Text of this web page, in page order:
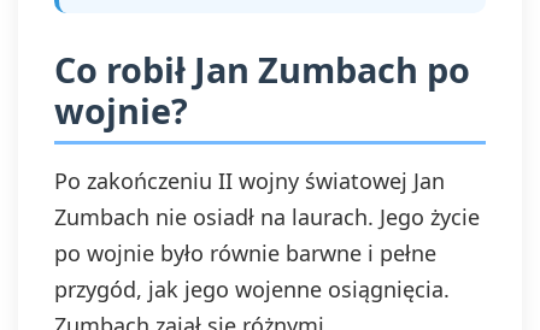
Co robił Jan Zumbach po
wojnie?
Po zakończeniu II wojny światowej Jan
Zumbach nie osiadł na laurach. Jego życie
po wojnie było równie barwne i pełne
przygód, jak jego wojenne osiągnięcia.